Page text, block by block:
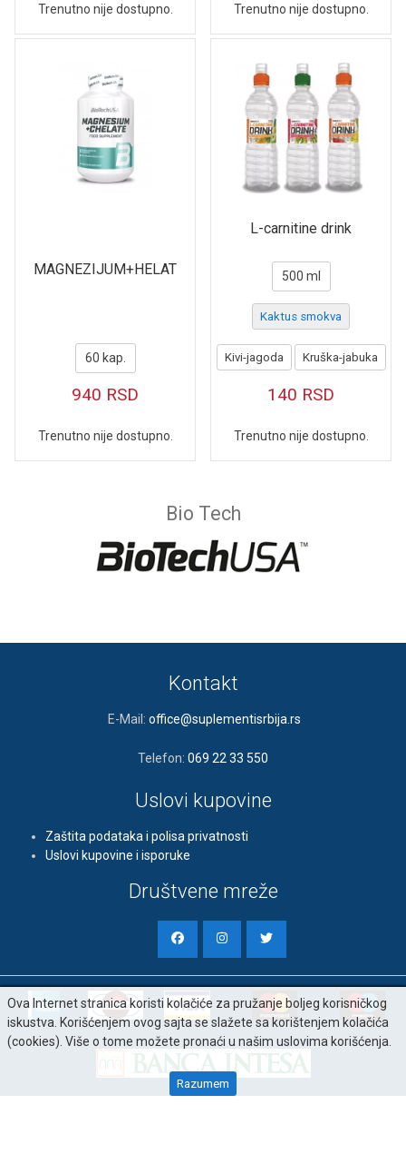
Trenutno nije dostupno. Trenutno nije dostupno.
MAGNEZIJUM+HELAT
60 kap.
940 RSD
Trenutno nije dostupno.
L-carnitine drink
500 ml
Kaktus smokva
Kivi-jagoda Kruška-jabuka
140 RSD
Trenutno nije dostupno.
Bio Tech
Kontakt
E-Mail: office@suplementisrbija.rs
Telefon: 069 22 33 550
Uslovi kupovine
Zaštita podataka i polisa privatnosti
Uslovi kupovine i isporuke
Društvene mreže
Ova Internet stranica koristi kolačiće za pružanje boljeg korisničkog
iskustva. Korišćenjem ovog sajta se slažete sa korištenjem kolačića
(cookies). Više o tome možete pronaći u našim uslovima korišćenja.
Razumem